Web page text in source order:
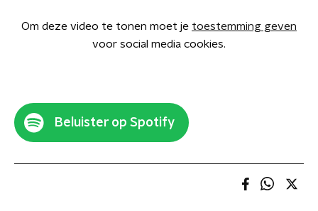
Om deze video te tonen moet je toestemming geven
voor social media cookies.
Beluister op Spotify